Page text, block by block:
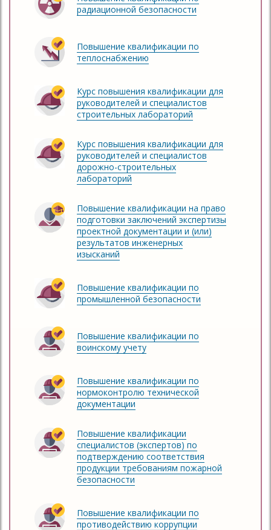
радиационной безопасности
Повышение квалификации по
теплоснабжению
Курс повышения квалификации для
руководителей и специалистов
строительных лабораторий
Курс повышения квалификации для
руководителей и специалистов
дорожно-строительных
лабораторий
Повышение квалификации на право
подготовки заключений экспертизы
проектной документации и (или)
результатов инженерных
изысканий
Повышение квалификации по
промышленной безопасности
Повышение квалификации по
воинскому учету
Повышение квалификации по
нормоконтролю технической
документации
Повышение квалификации
специалистов (экспертов) по
подтверждению соответствия
продукции требованиям пожарной
безопасности
Повышение квалификации по
противодействию коррупции